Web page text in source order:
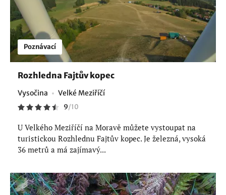
Poznávací
Rozhledna Fajtův kopec
Vysočina Velké Meziříčí
9/10
U Velkého Meziříčí na Moravě můžete vystoupat na
turistickou Rozhlednu Fajtův kopec. Je železná, vysoká
36 metrů a má zajímavý...